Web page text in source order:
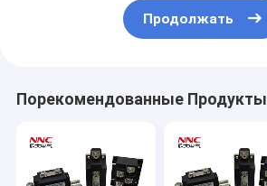
Продолжать
Порекомендованные Продукты